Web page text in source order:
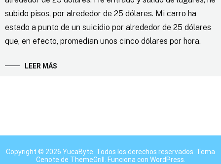
subido pisos, por alrededor de 25 dólares. Mi carro ha
estado a punto de un suicidio por alrededor de 25 dólares
que, en efecto, promedian unos cinco dólares por hora.
LEER MÁS
Copyright © 2026 YucaByte . Todos los derechos reservados. Tema
Cenote de ThemeGrill. Funciona con WordPress